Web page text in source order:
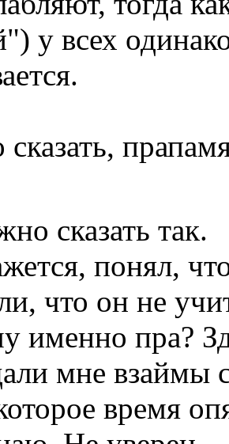
у всех
сказать так.
понял,
что он не
именно пра?
мне взаймы
время